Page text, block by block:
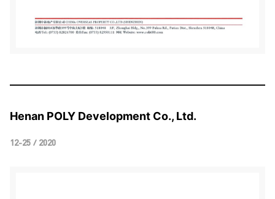
Henan POLY Development Co., Ltd.
12-25 / 2020